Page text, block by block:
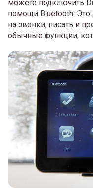
можете подключить
помощи Bluetooth. Это
на звонки, писать и
обычные функции,